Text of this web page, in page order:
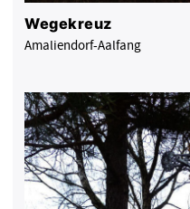
Wegekreuz
Amaliendorf-Aalfang